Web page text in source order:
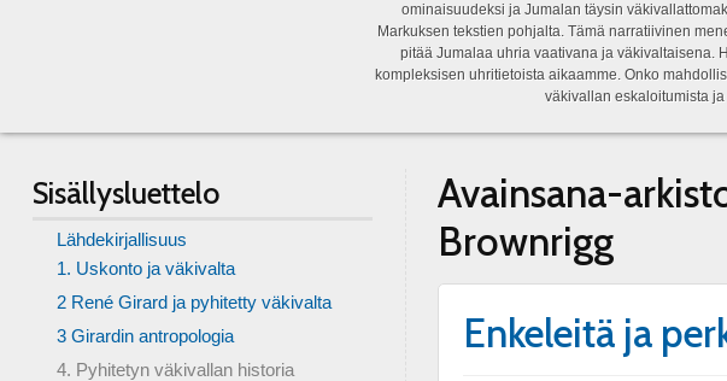
ominaisuudeksi ja Jumalan täysin
Markuksen tekstien pohjalta. Tämä narratiivinen
pitää Jumalaa uhria vaativana ja väkivaltaisena.
kompleksisen uhritietoista aikaamme. Onko
väkivallan eskaloitumista
Avainsana-
Brownrigg
Enkeleitä ja
Sisällysluettelo
Lähdekirjallisuus
1. Uskonto ja väkivalta
2 René Girard ja pyhitetty väkivalta
3 Girardin antropologia
4. Pyhitetyn väkivallan historia